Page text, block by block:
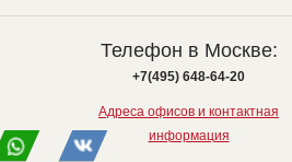
Телефон в Москве:
+7(495) 648-64-20
Адреса офисов и контактная
информация